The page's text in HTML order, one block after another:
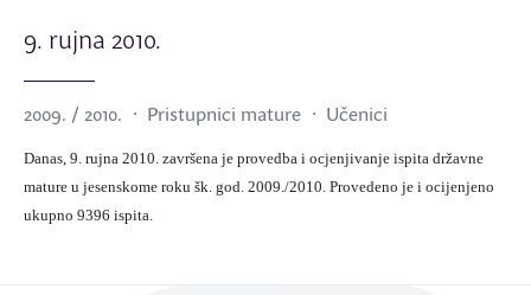
9. rujna 2010.
2009. / 2010. Pristupnici mature Učenici
Danas, 9. rujna 2010. završena je provedba i ocjenjivanje ispita državne
mature u jesenskome roku šk. god. 2009./2010. Provedeno je i ocijenjeno
ukupno 9396 ispita.